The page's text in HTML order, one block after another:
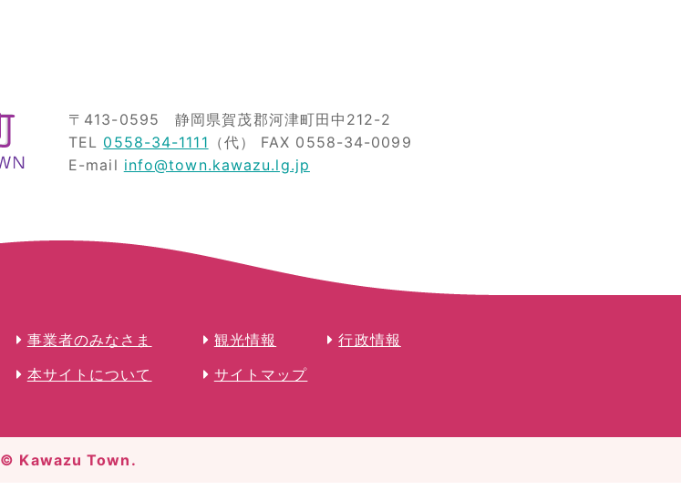
〒413-0595 静岡県賀茂郡河津町田中212-2
TEL 0558-34-1111 （代） FAX 0558-34-0099
E-mail info@town.kawazu.lg.jp
事業者のみなさま 観光情報
行政情報
本サイトについて サイトマップ
© Kawazu Town.